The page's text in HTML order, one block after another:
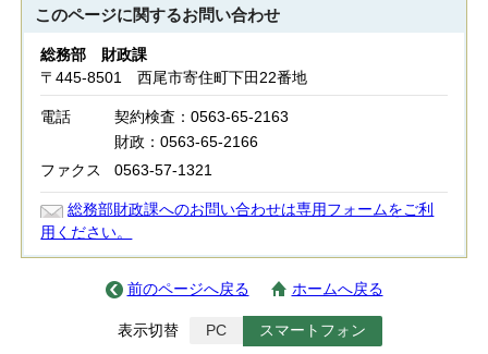
このページに関するお問い合わせ
総務部 財政課
〒445-8501 西尾市寄住町下田22番地
電話
契約検査：0563-65-2163
財政：0563-65-2166
ファクス
0563-57-1321
総務部財政課へのお問い合わせは専用フォームをご利
用ください。
前のページへ戻る ホームへ戻る
表示切替 PC スマートフォン